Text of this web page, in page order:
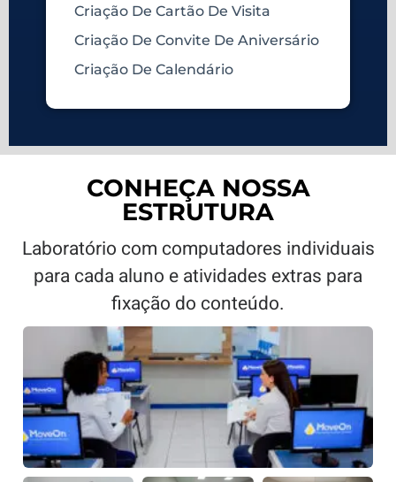
Criação De Cartão De Visita
Criação De Convite De Aniversário
Criação De Calendário
CONHEÇA NOSSA
ESTRUTURA
Laboratório com computadores individuais
para cada aluno e atividades extras para
fixação do conteúdo.